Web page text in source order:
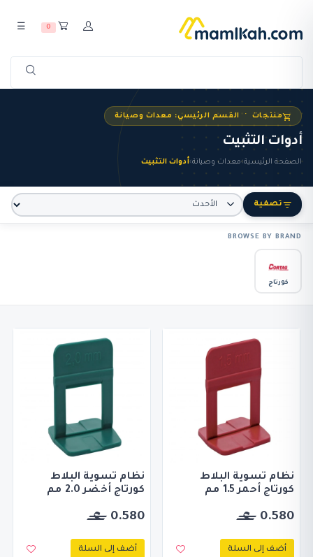
0
☰
منتجات · القسم الرئيسي: معدات وصيانة
أدوات التثبيت
الصفحة الرئيسية›معدات وصيانة›أدوات التثبيت
تصفية
BROWSE BY BRAND
كورتاج
نظام تسوية البلاط
كورتاج أحمر 1.5 مم
0.580
أضف إلى السلة
نظام تسوية البلاط
كورتاج أخضر 2.0 مم
0.580
أضف إلى السلة